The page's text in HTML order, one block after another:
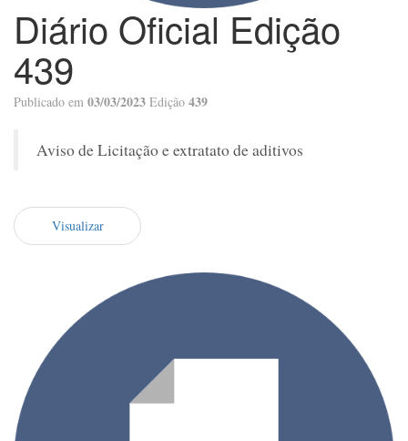
Diário Oficial Edição
439
Publicado em 03/03/2023 Edição 439
Aviso de Licitação e extratato de aditivos
Visualizar